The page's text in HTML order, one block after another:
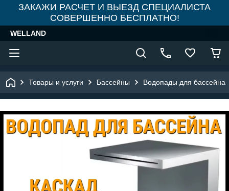
ЗАКАЖИ РАСЧЕТ И ВЫЕЗД СПЕЦИАЛИСТА
СОВЕРШЕННО БЕСПЛАТНО!
WELLAND
Товары и услуги Бассейны Водопады для бассейна